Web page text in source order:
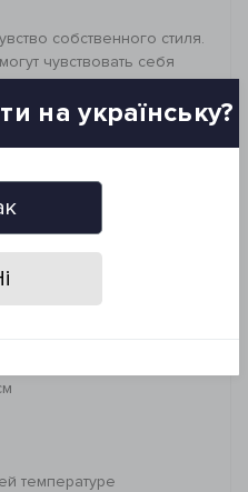
собственного стиля.
чувствовать себя
на дому.
температуре
на українську?